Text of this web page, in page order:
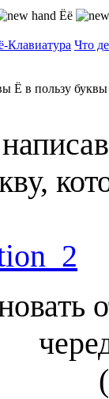
‑Клавиатура Что
Ё в пользу